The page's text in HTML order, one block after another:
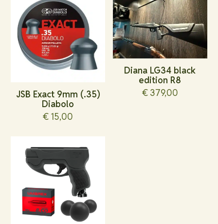
JSB Exact 9mm (.35)
Diabolo
€ 15,00
Diana LG34 black
edition R8
€379,00